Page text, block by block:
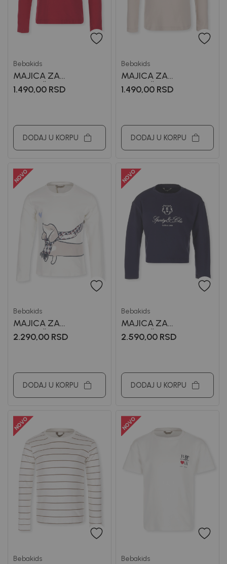
Bebakids
MAJICA ZA
DEVOJČICE BASIC
1.490,00 RSD
DODAJ U KORPU
Bebakids
MAJICA ZA
DEVOJČICE BASIC
1.490,00 RSD
DODAJ U KORPU
Bebakids
MAJICA ZA
DEVOJČICE LEONA
2.290,00 RSD
DODAJ U KORPU
Bebakids
MAJICA ZA
DEVOJČICE LUCIJA
2.590,00 RSD
DODAJ U KORPU
Bebakids Bebakids